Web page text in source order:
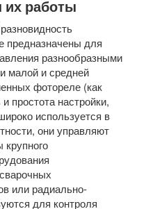
работы
предназначены для
разнообразными
малой и средней
фотореле (как
простота настройки,
используется в
они управляют
или радиально-
для контроля